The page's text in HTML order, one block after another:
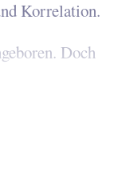
Korrelation.
Doch